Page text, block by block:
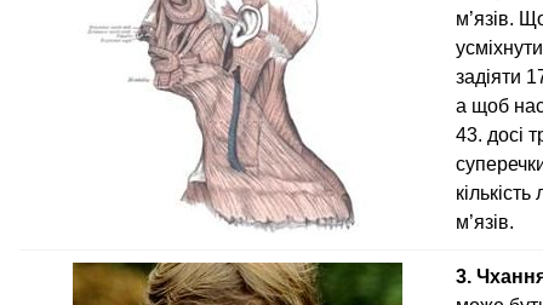
м’язів.
задіяти
а щоб
43. досі
м’язів.
3.